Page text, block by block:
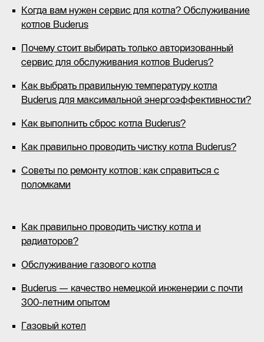
Когда вам нужен сервис для котла? Обслуживание
котлов Buderus
Почему стоит выбирать только авторизованный
сервис для обслуживания котлов Buderus?
Как выбрать правильную температуру котла
Buderus для максимальной энергоэффективности?
Как выполнить сброс котла Buderus?
Как правильно проводить чистку котла Buderus?
Советы по ремонту котлов: как справиться с
поломками
Как правильно проводить чистку котла и
радиаторов?
Обслуживание газового котла
Buderus — качество немецкой инженерии с почти
300-летним опытом
Газовый котел